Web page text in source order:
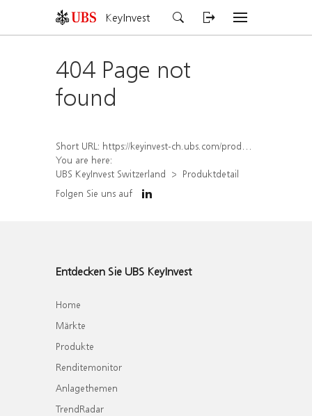
KeyInvest
404 Page not
found
Short URL: https://keyinvest-ch.ubs.com/produkt/detail/index/isin/CH1572305204
You are here:
UBS KeyInvest Switzerland
Produktdetail
Folgen Sie uns auf
Entdecken Sie UBS KeyInvest
Home
Märkte
Produkte
Renditemonitor
Anlagethemen
TrendRadar